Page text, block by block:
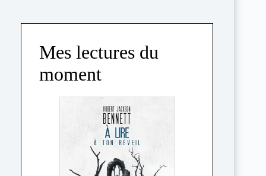
Mes lectures du
moment